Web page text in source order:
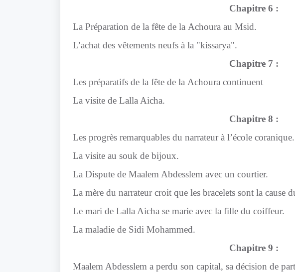
Chapitre 6 :
La Préparation de la fête de la Achoura au Msid.
L’achat des vêtements neufs à la "kissarya".
Chapitre 7 :
Les préparatifs de la fête de la Achoura continuent
La visite de Lalla Aicha.
Chapitre 8 :
Les progrès remarquables du narrateur à l’école coranique.
La visite au souk de bijoux.
La Dispute de Maalem Abdesslem avec un courtier.
La mère du narrateur croit que les bracelets sont la cause
Le mari de Lalla Aicha se marie avec la fille du coiffeur.
La maladie de Sidi Mohammed.
Chapitre 9 :
Maalem Abdesslem a perdu son capital, sa décision de